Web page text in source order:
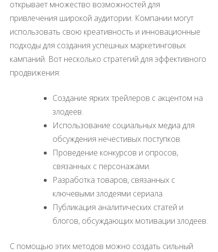
открывает множество возможностей для
привлечения широкой аудитории. Компании могут
использовать свою креативность и инновационные
подходы для создания успешных маркетинговых
кампаний. Вот несколько стратегий для эффективного
продвижения:
Создание ярких трейлеров с акцентом на
злодеев.
Использование социальных медиа для
обсуждения нечестивых поступков.
Проведение конкурсов и опросов,
связанных с персонажами.
Разработка товаров, связанных с
ключевыми злодеями сериала.
Публикация аналитических статей и
блогов, обсуждающих мотивации злодеев.
С помощью этих методов можно создать сильный